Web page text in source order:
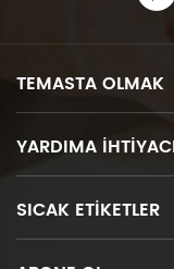
TEMASTA OLMAK
YARDIMA
SICAK ETIKETLER